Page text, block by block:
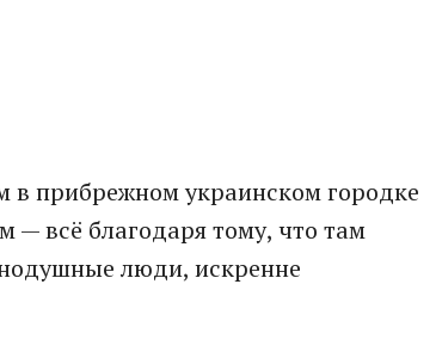
в прибрежном украинском городке
всё благодаря тому, что там
люди, искренне